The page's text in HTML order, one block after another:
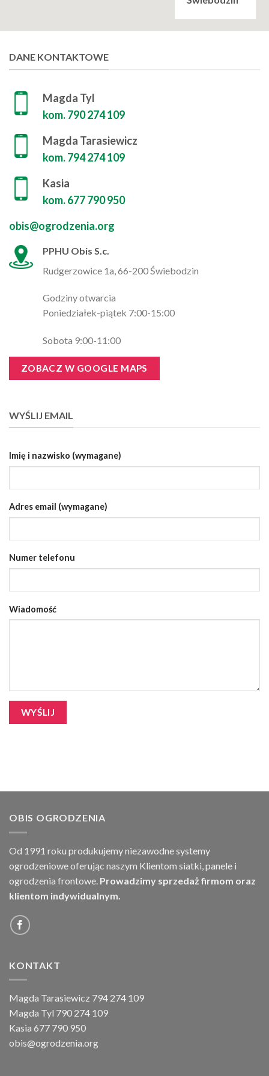
DANE KONTAKTOWE
Magda Tyl
kom. 790 274 109
Magda Tarasiewicz
kom. 794 274 109
Kasia
kom. 677 790 950
obis@ogrodzenia.org
PPHU Obis S.c.
Rudgerzowice 1a, 66-200 Świebodzin
Godziny otwarcia
Poniedziałek-piątek 7:00-15:00
Sobota 9:00-11:00
ZOBACZ W GOOGLE MAPS
WYŚLIJ EMAIL
Imię i nazwisko (wymagane)
Adres email (wymagane)
Numer telefonu
Wiadomość
OBIS OGRODZENIA
Od 1991 roku produkujemy niezawodne systemy
ogrodzeniowe oferując naszym Klientom siatki, panele i
ogrodzenia frontowe. Prowadzimy sprzedaż firmom oraz
klientom indywidualnym.
KONTAKT
Magda Tarasiewicz 794 274 109
Magda Tyl 790 274 109
Kasia 677 790 950
obis@ogrodzenia.org